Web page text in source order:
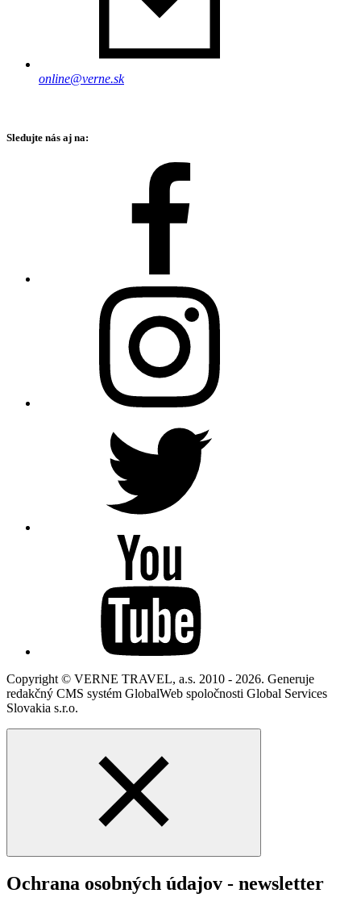
online@verne.sk
Sledujte nás aj na:
Copyright © VERNE TRAVEL, a.s. 2010 - 2026. Generuje
redakčný CMS systém GlobalWeb spoločnosti Global Services
Slovakia s.r.o.
Ochrana osobných údajov - newsletter